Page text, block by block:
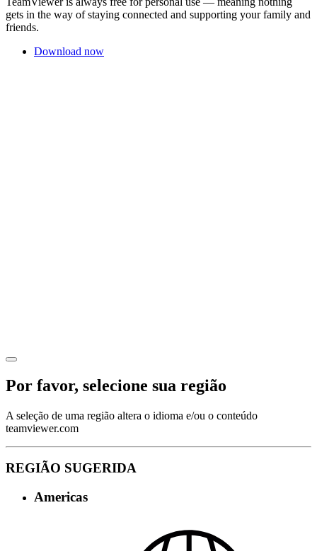
gets in the way of staying connected and supporting your family and
friends.
Download now
Por favor, selecione sua região
A seleção de uma região altera o idioma e/ou o conteúdo
teamviewer.com
REGIÃO SUGERIDA
Americas